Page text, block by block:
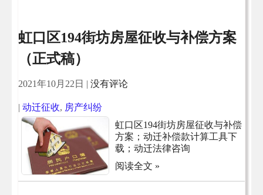
虹口区194街坊房屋征收与补偿方案
（正式稿）
2021年10月22日 | 没有评论
| 动迁征收, 房产纠纷
虹口区194街坊房屋征收与补偿
方案；动迁补偿款计算工具下
载；动迁法律咨询
阅读全文 »